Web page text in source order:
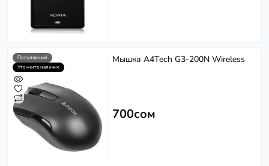
Популярный
Уточните наличие
Мышка A4Tech G3-200N Wireless
700сом